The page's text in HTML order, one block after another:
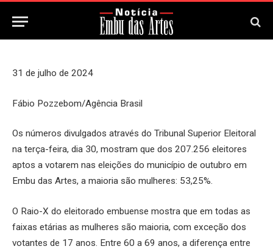
2 de Agosto, 2024 Updated: 2 de Agosto, 2024
31 de julho de 2024
Fábio Pozzebom/Agência Brasil
Os números divulgados através do Tribunal Superior Eleitoral
na terça-feira, dia 30, mostram que dos 207.256 eleitores
aptos a votarem nas eleições do município de outubro em
Embu das Artes, a maioria são mulheres: 53,25%.
O Raio-X do eleitorado embuense mostra que em todas as
faixas etárias as mulheres são maioria, com exceção dos
votantes de 17 anos. Entre 60 a 69 anos, a diferença entre